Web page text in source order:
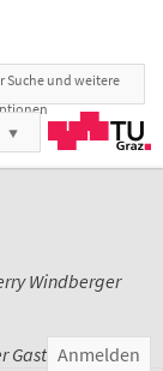
Suche und weitere
Windberger
Gast Anmelden